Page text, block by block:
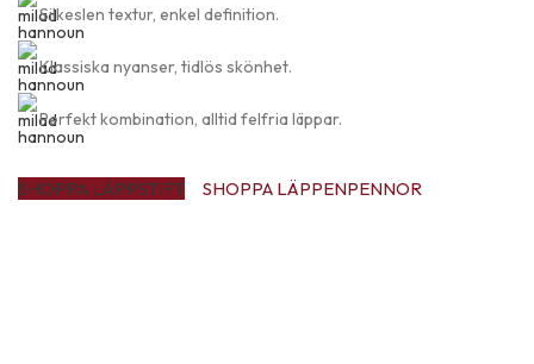
Silkeslen textur, enkel definition.
Klassiska nyanser, tidlös skönhet.
Perfekt kombination, alltid felfria läppar.
SHOPPA LÄPPSTIFT SHOPPA LÄPPENPENNOR